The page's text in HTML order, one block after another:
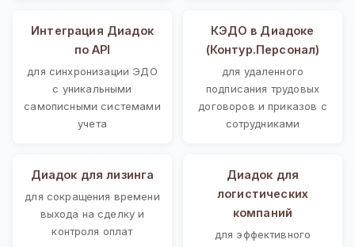
Интеграция Диадок
по API
для синхронизации ЭДО
с уникальными
самописными системами
учета
КЭДО в Диадоке
(Контур.Персонал)
для удаленного
подписания трудовых
договоров и приказов с
сотрудниками
Диадок для лизинга
для сокращения времени
выхода на сделку и
контроля оплат
Диадок для
логистических
компаний
для эффективного